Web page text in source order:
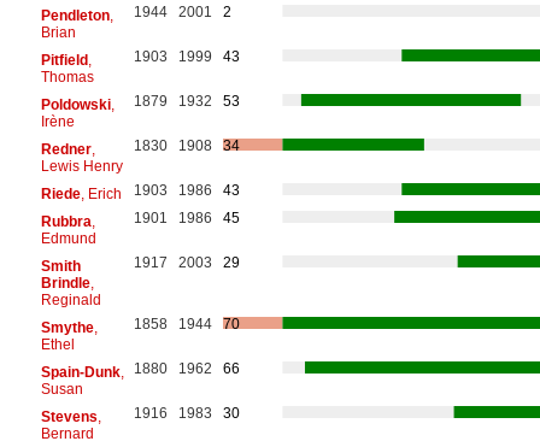
Pendleton,
Brian
1944 2001 2
Pitfield,
Thomas
1903 1999 43
Poldowski,
Irène
1879 1932 53
Redner,
Lewis Henry
1830 1908 34
Riede, Erich 1903 1986
43
Rubbra
Edmund
1901 1986 45
Smith
Brindle,
Reginald
1917 2003 29
Smythe,
Ethel
1858 1944 70
Spain-Dunk,
Susan
1880 1962 66
Stevens
Bernard
1916 1983 30